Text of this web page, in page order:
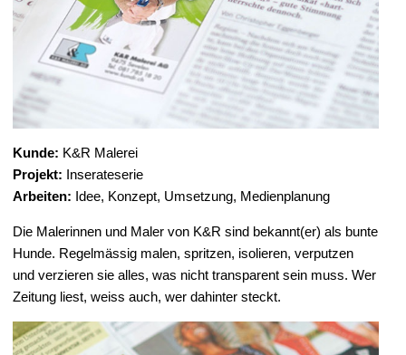
Kontakt
Kunde: K&R Malerei
Projekt: Inserateserie
Arbeiten: Idee, Konzept, Umsetzung, Medienplanung
Die Malerinnen und Maler von K&R sind bekannt(er) als bunte
Hunde. Regelmässig malen, spritzen, isolieren, verputzen
und verzieren sie alles, was nicht transparent sein muss. Wer
Zeitung liest, weiss auch, wer dahinter steckt.